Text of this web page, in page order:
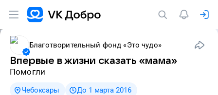
Благотворительный фонд «Это чудо»
Впервые в жизни сказать «мама»
Помогли
Чебоксары До 1 марта 2016